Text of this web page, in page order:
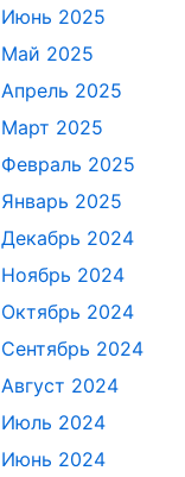
Июнь 2025
Май 2025
Апрель 2025
Март 2025
Февраль 2025
Январь 2025
Декабрь 2024
Ноябрь 2024
Октябрь 2024
Сентябрь 2024
Август 2024
Июль 2024
Июнь 2024